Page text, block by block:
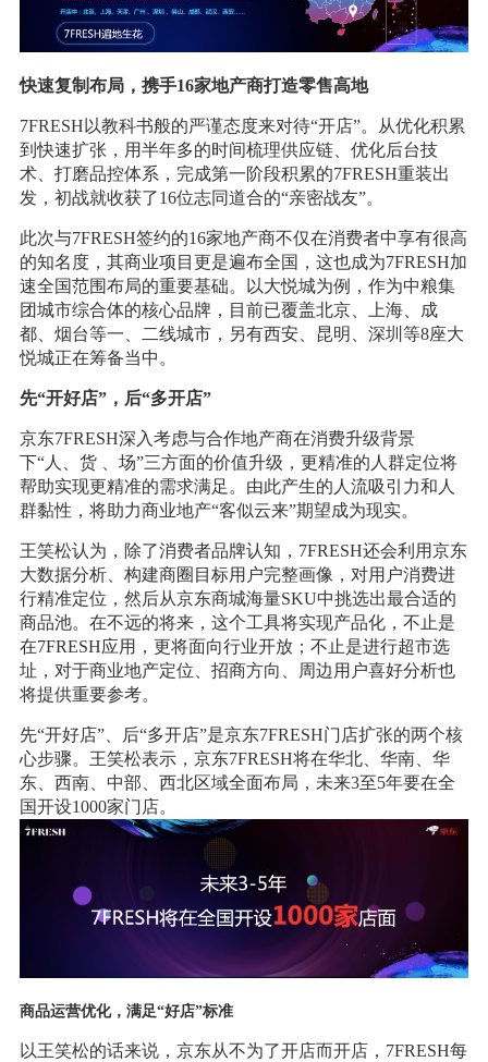
快速复制布局，携手16家地产商打造零售高地
7FRESH以教科书般的严谨态度来对待“开店”。从优化积累
到快速扩张，用半年多的时间梳理供应链、优化后台技
术、打磨品控体系，完成第一阶段积累的7FRESH重装出
发，初战就收获了16位志同道合的“亲密战友”。
此次与7FRESH签约的16家地产商不仅在消费者中享有很高
的知名度，其商业项目更是遍布全国，这也成为7FRESH加
速全国范围布局的重要基础。以大悦城为例，作为中粮集
团城市综合体的核心品牌，目前已覆盖北京、上海、成
都、烟台等一、二线城市，另有西安、昆明、深圳等8座大
悦城正在筹备当中。
先“开好店”，后“多开店”
京东7FRESH深入考虑与合作地产商在消费升级背景
下“人、货 、场”三方面的价值升级，更精准的人群定位将
帮助实现更精准的需求满足。由此产生的人流吸引力和人
群黏性，将助力商业地产“客似云来”期望成为现实。
王笑松认为，除了消费者品牌认知，7FRESH还会利用京东
大数据分析、构建商圈目标用户完整画像，对用户消费进
行精准定位，然后从京东商城海量SKU中挑选出最合适的
商品池。在不远的将来，这个工具将实现产品化，不止是
在7FRESH应用，更将面向行业开放；不止是进行超市选
址，对于商业地产定位、招商方向、周边用户喜好分析也
将提供重要参考。
先“开好店”、后“多开店”是京东7FRESH门店扩张的两个核
心步骤。王笑松表示，京东7FRESH将在华北、华南、华
东、西南、中部、西北区域全面布局，未来3至5年要在全
国开设1000家门店。
商品运营优化，满足“好店”标准
以王笑松的话来说，京东从不为了开店而开店，7FRESH每